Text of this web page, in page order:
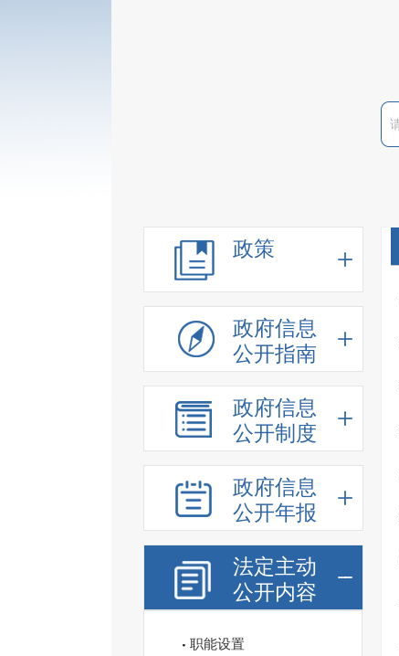
政策
政府信息
公开指南
政府信息
公开制度
政府信息
公开年报
法定主动
公开内容
职能设置